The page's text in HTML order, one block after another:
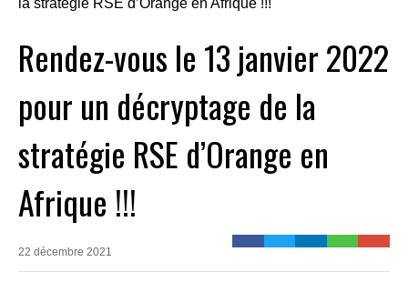
Rendez-vous le 13 janvier 2022
pour un décryptage de la
stratégie RSE d’Orange en
Afrique !!!
22 décembre 2021